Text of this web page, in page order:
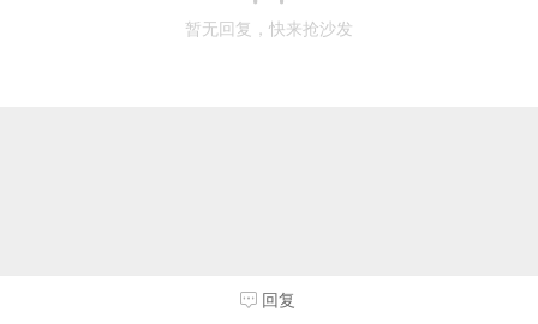
暂无回复，快来抢沙发
回复